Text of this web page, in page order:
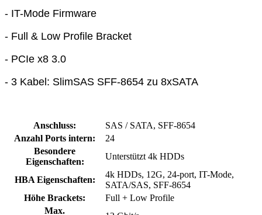
- IT-Mode Firmware
- Full & Low Profile Bracket
- PCIe x8 3.0
- 3 Kabel: SlimSAS SFF-8654 zu 8xSATA
Anschluss:
SAS / SATA, SFF-8654
Anzahl Ports intern:
24
Besondere
Eigenschaften:
Unterstützt 4k HDDs
HBA Eigenschaften:
4k HDDs, 12G, 24-port, IT-Mode,
SATA/SAS, SFF-8654
Höhe Brackets:
Full + Low Profile
Max.